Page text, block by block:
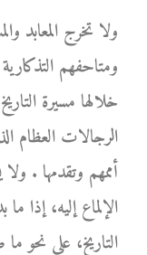
ولا تخرج المعابد
ومتاحفهم
خلالها مسيرة
الرجالات العظام
أممهم وتقدمها .
الإلماع إليه، إذا
التاريخ، على نحو